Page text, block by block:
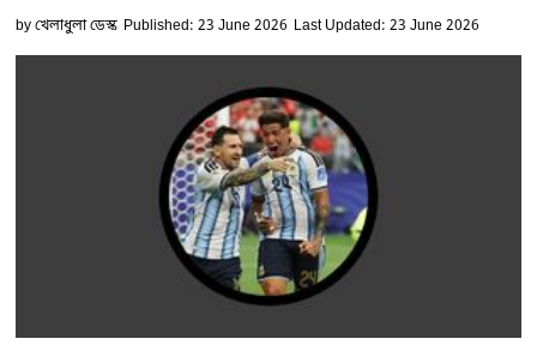
byখেলাধুলা ডেস্ক Published: 23 June 2026 Last Updated: 23 June 2026